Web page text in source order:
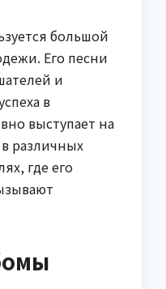
большой
Его песни
и
в
выступает на
в различных
где его